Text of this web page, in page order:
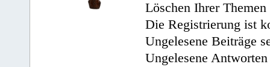
Löschen Ihrer
Die Registrierung ist
Ungelesene Beiträge
Ungelesene